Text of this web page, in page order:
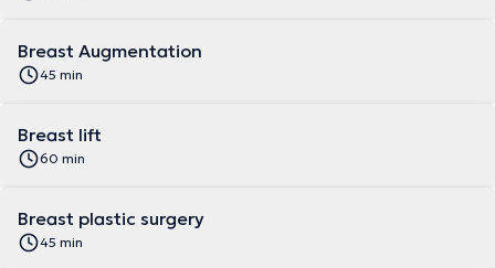
Breast Augmentation
45 min
Breast lift
60 min
Breast plastic surgery
45 min